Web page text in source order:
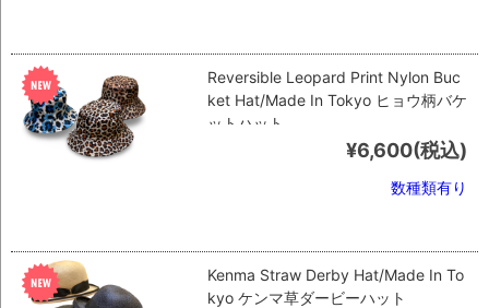
Reversible Leopard Print Nylon Buc
ket Hat/Made In Tokyo ヒョウ柄バケ
ットハット
¥6,600(税込)
数種類有り
Kenma Straw Derby Hat/Made In To
kyo ケンマ草ダービーハット